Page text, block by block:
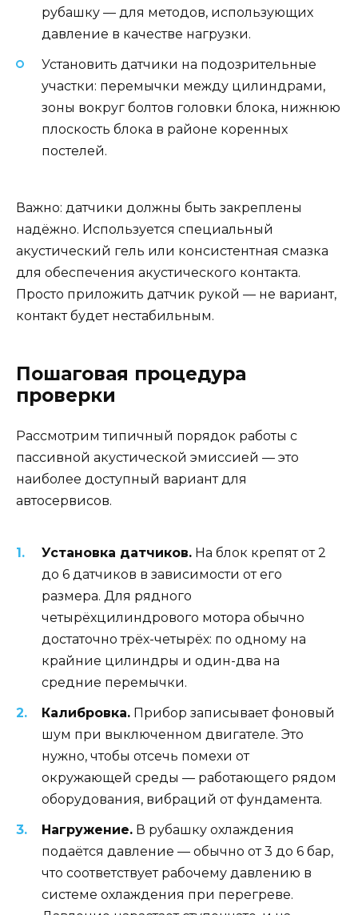
рубашку — для методов, использующих
давление в качестве нагрузки.
Установить датчики на подозрительные
участки: перемычки между цилиндрами,
зоны вокруг болтов головки блока, нижнюю
плоскость блока в районе коренных
постелей.
Важно: датчики должны быть закреплены
надёжно. Используется специальный
акустический гель или консистентная смазка
для обеспечения акустического контакта.
Просто приложить датчик рукой — не вариант,
контакт будет нестабильным.
Пошаговая процедура
проверки
Рассмотрим типичный порядок работы с
пассивной акустической эмиссией — это
наиболее доступный вариант для
автосервисов.
Установка датчиков. На блок крепят от 2
до 6 датчиков в зависимости от его
размера. Для рядного
четырёхцилиндрового мотора обычно
достаточно трёх-четырёх: по одному на
крайние цилиндры и один-два на
средние перемычки.
Калибровка. Прибор записывает фоновый
шум при выключенном двигателе. Это
нужно, чтобы отсечь помехи от
окружающей среды — работающего рядом
оборудования, вибраций от фундамента.
Нагружение. В рубашку охлаждения
подаётся давление — обычно от 3 до 6 бар,
что соответствует рабочему давлению в
системе охлаждения при перегреве.